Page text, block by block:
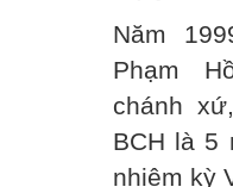
Năm
Phạm
chánh
BCH là 5
nhiệm kỳ